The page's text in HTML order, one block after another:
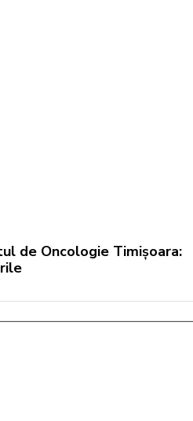
de Oncologie Timișoara: